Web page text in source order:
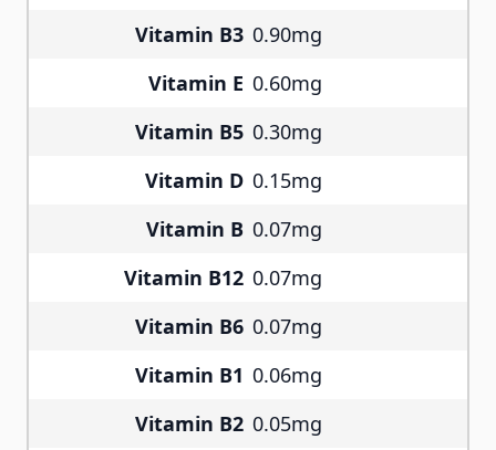
Vitamin B3 0.90mg
Vitamin E 0.60mg
Vitamin B5 0.30mg
Vitamin D 0.15mg
Vitamin B 0.07mg
Vitamin B12 0.07mg
Vitamin B6 0.07mg
Vitamin B1 0.06mg
Vitamin B2 0.05mg